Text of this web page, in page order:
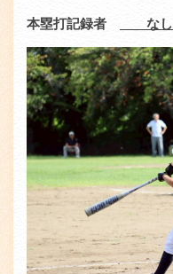
本塁打記録者
なし